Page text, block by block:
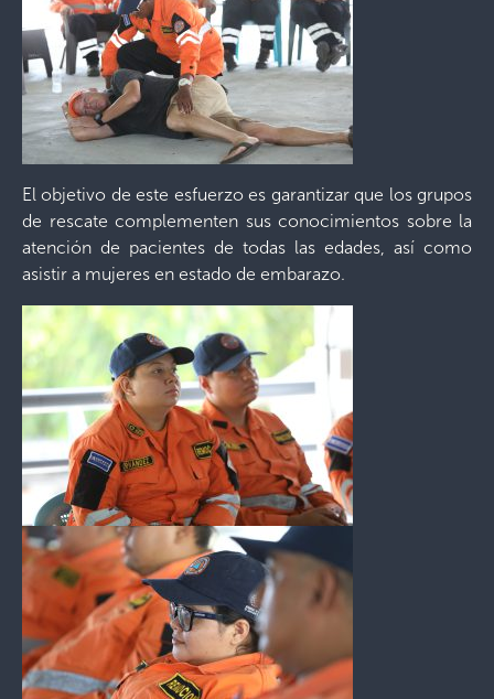
El objetivo de este esfuerzo es garantizar que los grupos
de rescate complementen sus conocimientos sobre la
atención de pacientes de todas las edades, así como
asistir a mujeres en estado de embarazo.